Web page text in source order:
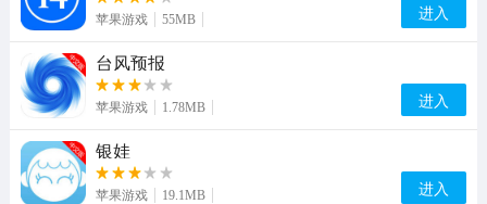
苹果游戏 55MB 进入
台风预报
苹果游戏 1.78MB 进入
银娃
苹果游戏 19.1MB 进入